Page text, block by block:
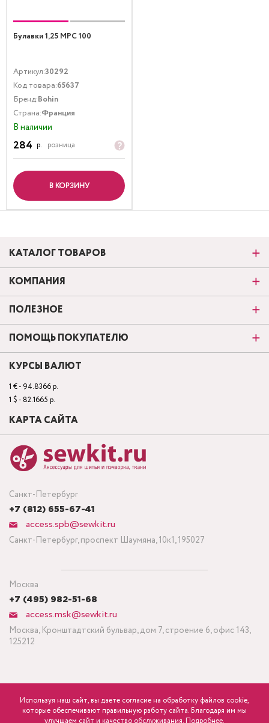
Булавки 1,25 MPC 100
Артикул:30292
Код товара:65637
Бренд:Bohin
Страна:Франция
В наличии
284 р. розница
В КОРЗИНУ
Санкт-Петербург
+7 (812) 655-67-41
access.spb@sewkit.ru
Санкт-Петербург, проспект Шаумяна, 10к1, 195027
Москва
+7 (495) 982-51-68
access.msk@sewkit.ru
Москва, Кронштадтский бульвар, дом 7, строение 6, офис 143,
125212
КАТАЛОГ ТОВАРОВ
КОМПАНИЯ
ПОЛЕЗНОЕ
ПОМОЩЬ ПОКУПАТЕЛЮ
КУРСЫ ВАЛЮТ
1 € - 94.8366 р.
1 $ - 82.1665 р.
КАРТА САЙТА
ПОДПИСАТЬСЯ НА НОВОСТИ
Используя наш сайт, вы даете согласие на обработку файлов cookie,
которые обеспечивают правильную работу сайта. Благодаря им мы
улучшаем сайт и качество обслуживания. Подробнее.